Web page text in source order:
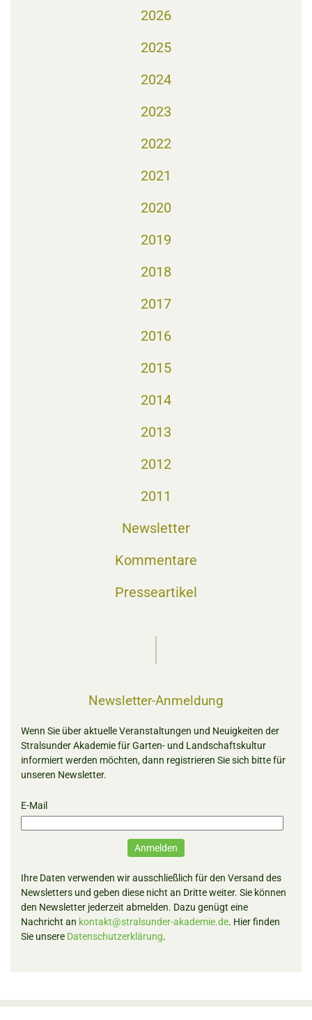
2026
2025
2024
2023
2022
2021
2020
2019
2018
2017
2016
2015
2014
2013
2012
2011
Newsletter
Kommentare
Presseartikel
Newsletter-Anmeldung
Wenn Sie über aktuelle Veranstaltungen und Neuigkeiten der
Stralsunder Akademie für Garten- und Landschaftskultur
informiert werden möchten, dann registrieren Sie sich bitte für
unseren Newsletter.
E-Mail
Anmelden
Ihre Daten verwenden wir ausschließlich für den Versand des
Newsletters und geben diese nicht an Dritte weiter. Sie können
den Newsletter jederzeit abmelden. Dazu genügt eine
Nachricht an kontakt@stralsunder-akademie.de. Hier finden
Sie unsere Datenschutzerklärung.